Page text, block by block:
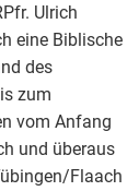
Ulrich
eine Biblische
des
zum
vom Anfang
und überaus
Flaach